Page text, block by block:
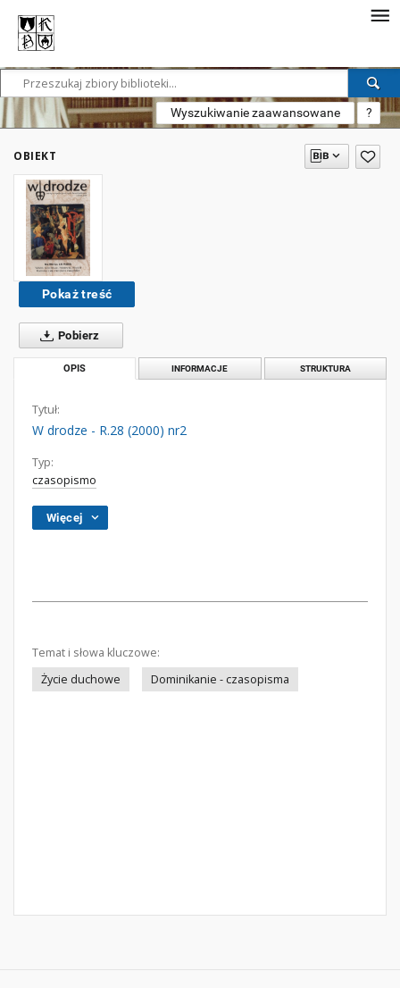
Wyszukiwanie zaawansowane ?
OBIEKT
Pokaż treść
Pobierz
OPIS INFORMACJE STRUKTURA
Tytuł:
W drodze - R.28 (2000) nr2
Typ:
czasopismo
Więcej
Temat i słowa kluczowe:
Życie duchowe
Dominikanie - czasopisma